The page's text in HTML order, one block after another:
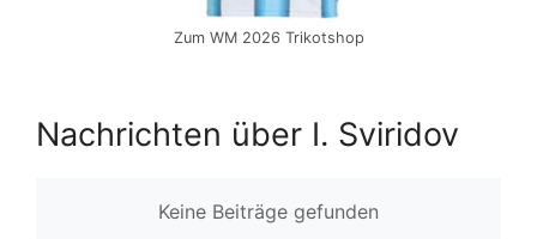
Zum WM 2026 Trikotshop
Nachrichten über I. Sviridov
Keine Beiträge gefunden